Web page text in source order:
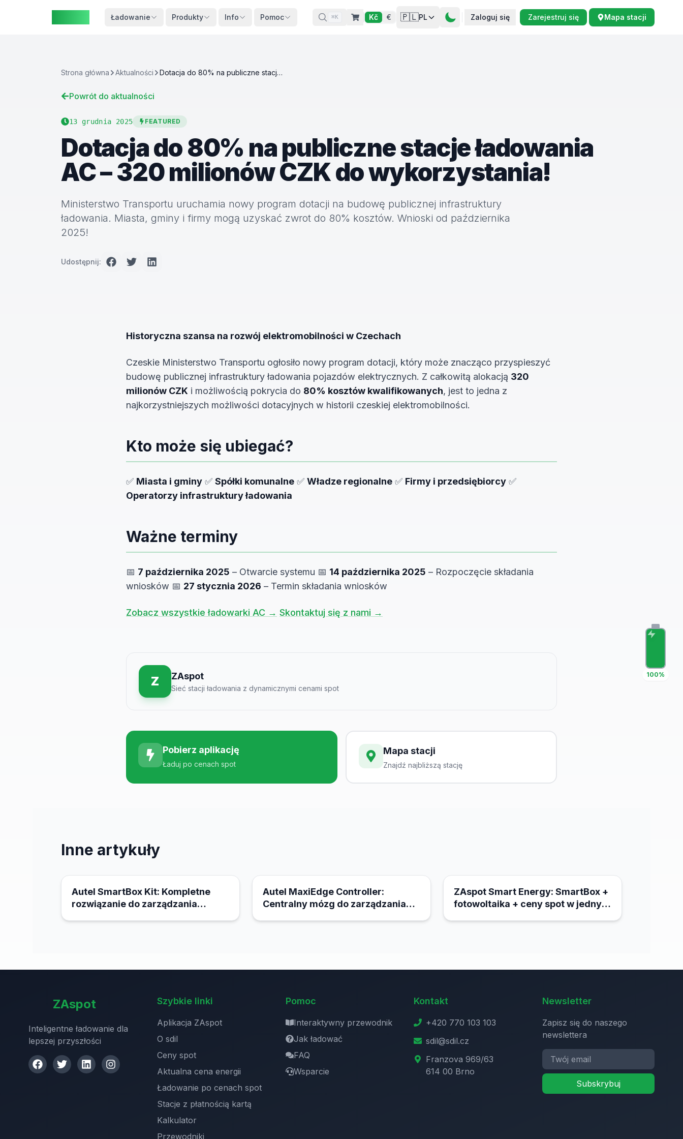
Ładowanie Produkty Info Pomoc ⌘K Kč € 🇵🇱PL Zaloguj się Zarejestruj się Mapa stacji
100%
Strona główna Aktualności Dotacja do 80% na publiczne stacje ładowania AC – 320 milionów CZK do wykorzystania!
Powrót do aktualności
13 grudnia 2025 FEATURED
Dotacja do 80% na publiczne stacje ładowania
AC – 320 milionów CZK do wykorzystania!
Ministerstwo Transportu uruchamia nowy program dotacji na budowę publicznej infrastruktury
ładowania. Miasta, gminy i firmy mogą uzyskać zwrot do 80% kosztów. Wnioski od października
2025!
Udostępnij:
Historyczna szansa na rozwój elektromobilności w Czechach
Czeskie Ministerstwo Transportu ogłosiło nowy program dotacji, który może znacząco przyspieszyć
budowę publicznej infrastruktury ładowania pojazdów elektrycznych. Z całkowitą alokacją 320
milionów CZK i możliwością pokrycia do 80% kosztów kwalifikowanych, jest to jedna z
najkorzystniejszych możliwości dotacyjnych w historii czeskiej elektromobilności.
Kto może się ubiegać?
✅ Miasta i gminy ✅ Spółki komunalne ✅ Władze regionalne ✅ Firmy i przedsiębiorcy ✅
Operatorzy infrastruktury ładowania
Ważne terminy
📅 7 października 2025 – Otwarcie systemu 📅 14 października 2025 – Rozpoczęcie składania
wniosków 📅 27 stycznia 2026 – Termin składania wniosków
Zobacz wszystkie ładowarki AC → Skontaktuj się z nami →
Z ZAspot
Sieć stacji ładowania z dynamicznymi cenami spot
Pobierz aplikację
Ładuj po cenach spot
Mapa stacji
Znajdź najbliższą stację
Inne artykuły
Autel SmartBox Kit: Kompletne
rozwiązanie do zarządzania
Autel MaxiEdge Controller:
Centralny mózg do zarządzania
ZAspot Smart Energy: SmartBox +
fotowoltaika + ceny spot w jednym
ZAspot
Inteligentne ładowanie dla
lepszej przyszłości
Szybkie linki
Aplikacja ZAspot
O sdil
Ceny spot
Aktualna cena energii
Ładowanie po cenach spot
Stacje z płatnością kartą
Kalkulator
Przewodniki
Pomoc
Interaktywny przewodnik
Jak ładować
FAQ
Wsparcie
Kontakt
+420 770 103 103
sdil@sdil.cz
Franzova 969/63
614 00 Brno
Newsletter
Zapisz się do naszego
newslettera
Subskrybuj